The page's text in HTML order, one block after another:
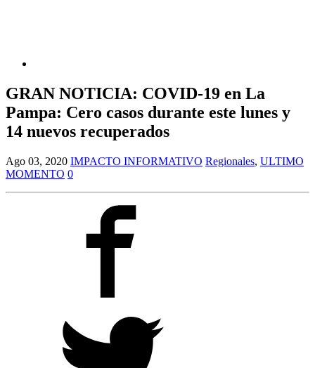
GRAN NOTICIA: COVID-19 en La
Pampa: Cero casos durante este lunes y
14 nuevos recuperados
Ago 03, 2020 IMPACTO INFORMATIVO Regionales, ULTIMO
MOMENTO 0